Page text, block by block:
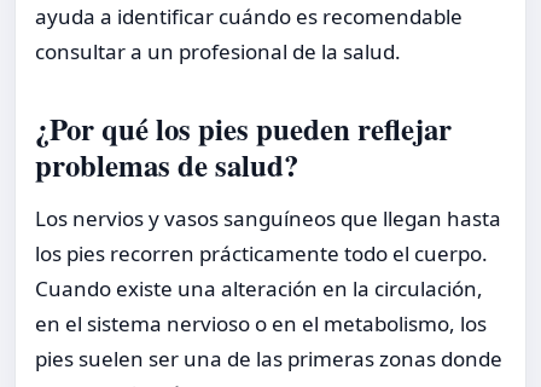
ayuda a identificar cuándo es recomendable
consultar a un profesional de la salud.
¿Por qué los pies pueden reflejar
problemas de salud?
Los nervios y vasos sanguíneos que llegan hasta
los pies recorren prácticamente todo el cuerpo.
Cuando existe una alteración en la circulación,
en el sistema nervioso o en el metabolismo, los
pies suelen ser una de las primeras zonas donde